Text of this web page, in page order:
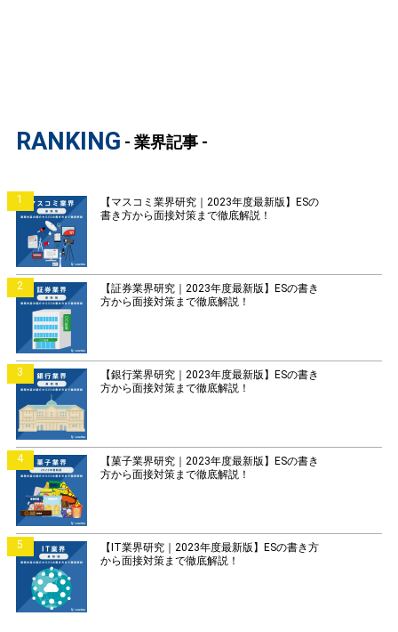
RANKING - 業界記事 -
1
【マスコミ業界研究｜2023年度最新版】ESの
書き方から面接対策まで徹底解説！
2
【証券業界研究｜2023年度最新版】ESの書き
方から面接対策まで徹底解説！
3
【銀行業界研究｜2023年度最新版】ESの書き
方から面接対策まで徹底解説！
4
【菓子業界研究｜2023年度最新版】ESの書き
方から面接対策まで徹底解説！
5
【IT業界研究｜2023年度最新版】ESの書き方
から面接対策まで徹底解説！